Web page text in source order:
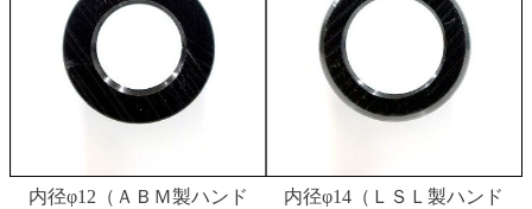
内径φ12（ＡＢＭ製ハンド
内径φ14（ＬＳＬ製ハンド